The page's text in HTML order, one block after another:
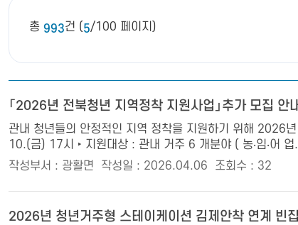
총 993건 (5/100 페이지)
「2026년 전북청년 지역정착 지원사업」추가 모집 안
관내 청년들의 안정적인 지역 정착을 지원하기 위해 2026
10.(금) 17시 ‣ 지원대상 : 관내 거주 6 개분야 ( 농‧임‧어 업
작성부서 : 광활면
작성일 : 2026.04.06 조회수 : 32
2026년 청년거주형 스테이케이션 김제안착 연계 빈